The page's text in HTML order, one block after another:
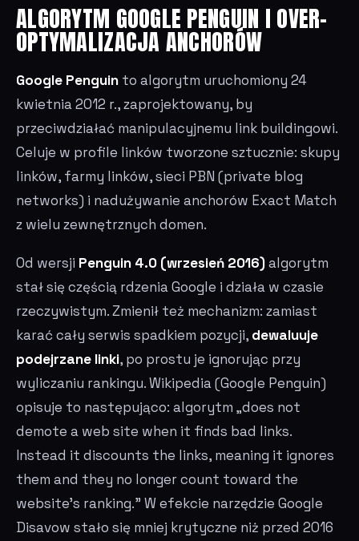
ALGORYTM GOOGLE PENGUIN I OVER-
OPTYMALIZACJA ANCHORÓW
Google Penguin to algorytm uruchomiony 24
kwietnia 2012 r., zaprojektowany, by
przeciwdziałać manipulacyjnemu link buildingowi.
Celuje w profile linków tworzone sztucznie: skupy
linków, farmy linków, sieci PBN (private blog
networks) i nadużywanie anchorów Exact Match
z wielu zewnętrznych domen.
Od wersji Penguin 4.0 (wrzesień 2016)algorytm
stał się częścią rdzenia Google i działa w czasie
rzeczywistym. Zmienił też mechanizm: zamiast
karać cały serwis spadkiem pozycji, dewaluuje
podejrzane linki, po prostu je ignorując przy
wyliczaniu rankingu. Wikipedia (Google Penguin)
opisuje to następująco: algorytm „does not
demote a web site when it finds bad links.
Instead it discounts the links, meaning it ignores
them and they no longer count toward the
website's ranking." W efekcie narzędzie Google
Disavow stało się mniej krytyczne niż przed 2016